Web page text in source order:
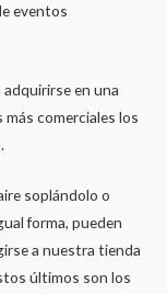
eventos
en una
comerciales los
soplándolo o
forma, pueden
a nuestra tienda
últimos son los